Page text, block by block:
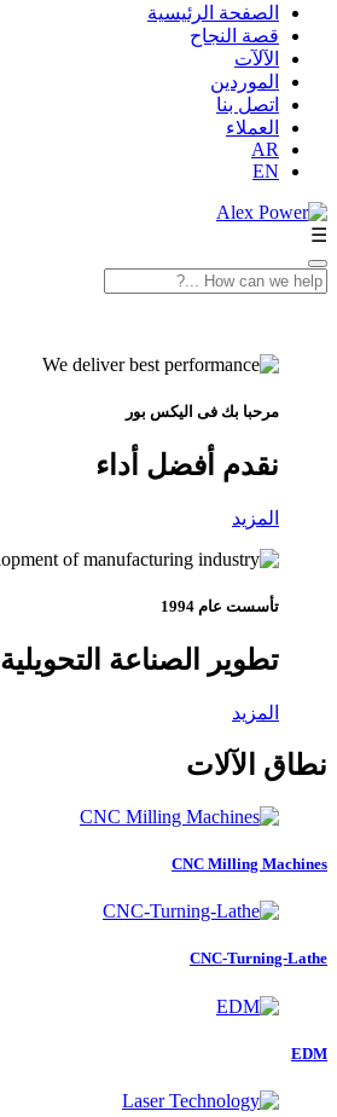
الصفحة الرئيسية
قصة النجاح
الآلآت
الموردين
اتصل بنا
العملاء
AR
EN
☰
مرحبا بك فى اليكس بور
نقدم أفضل أداء
المزيد
تأسست عام 1994
تطوير الصناعة التحويلية
المزيد
نطاق الآلات
CNC Milling Machines
CNC-Turning-Lathe
EDM